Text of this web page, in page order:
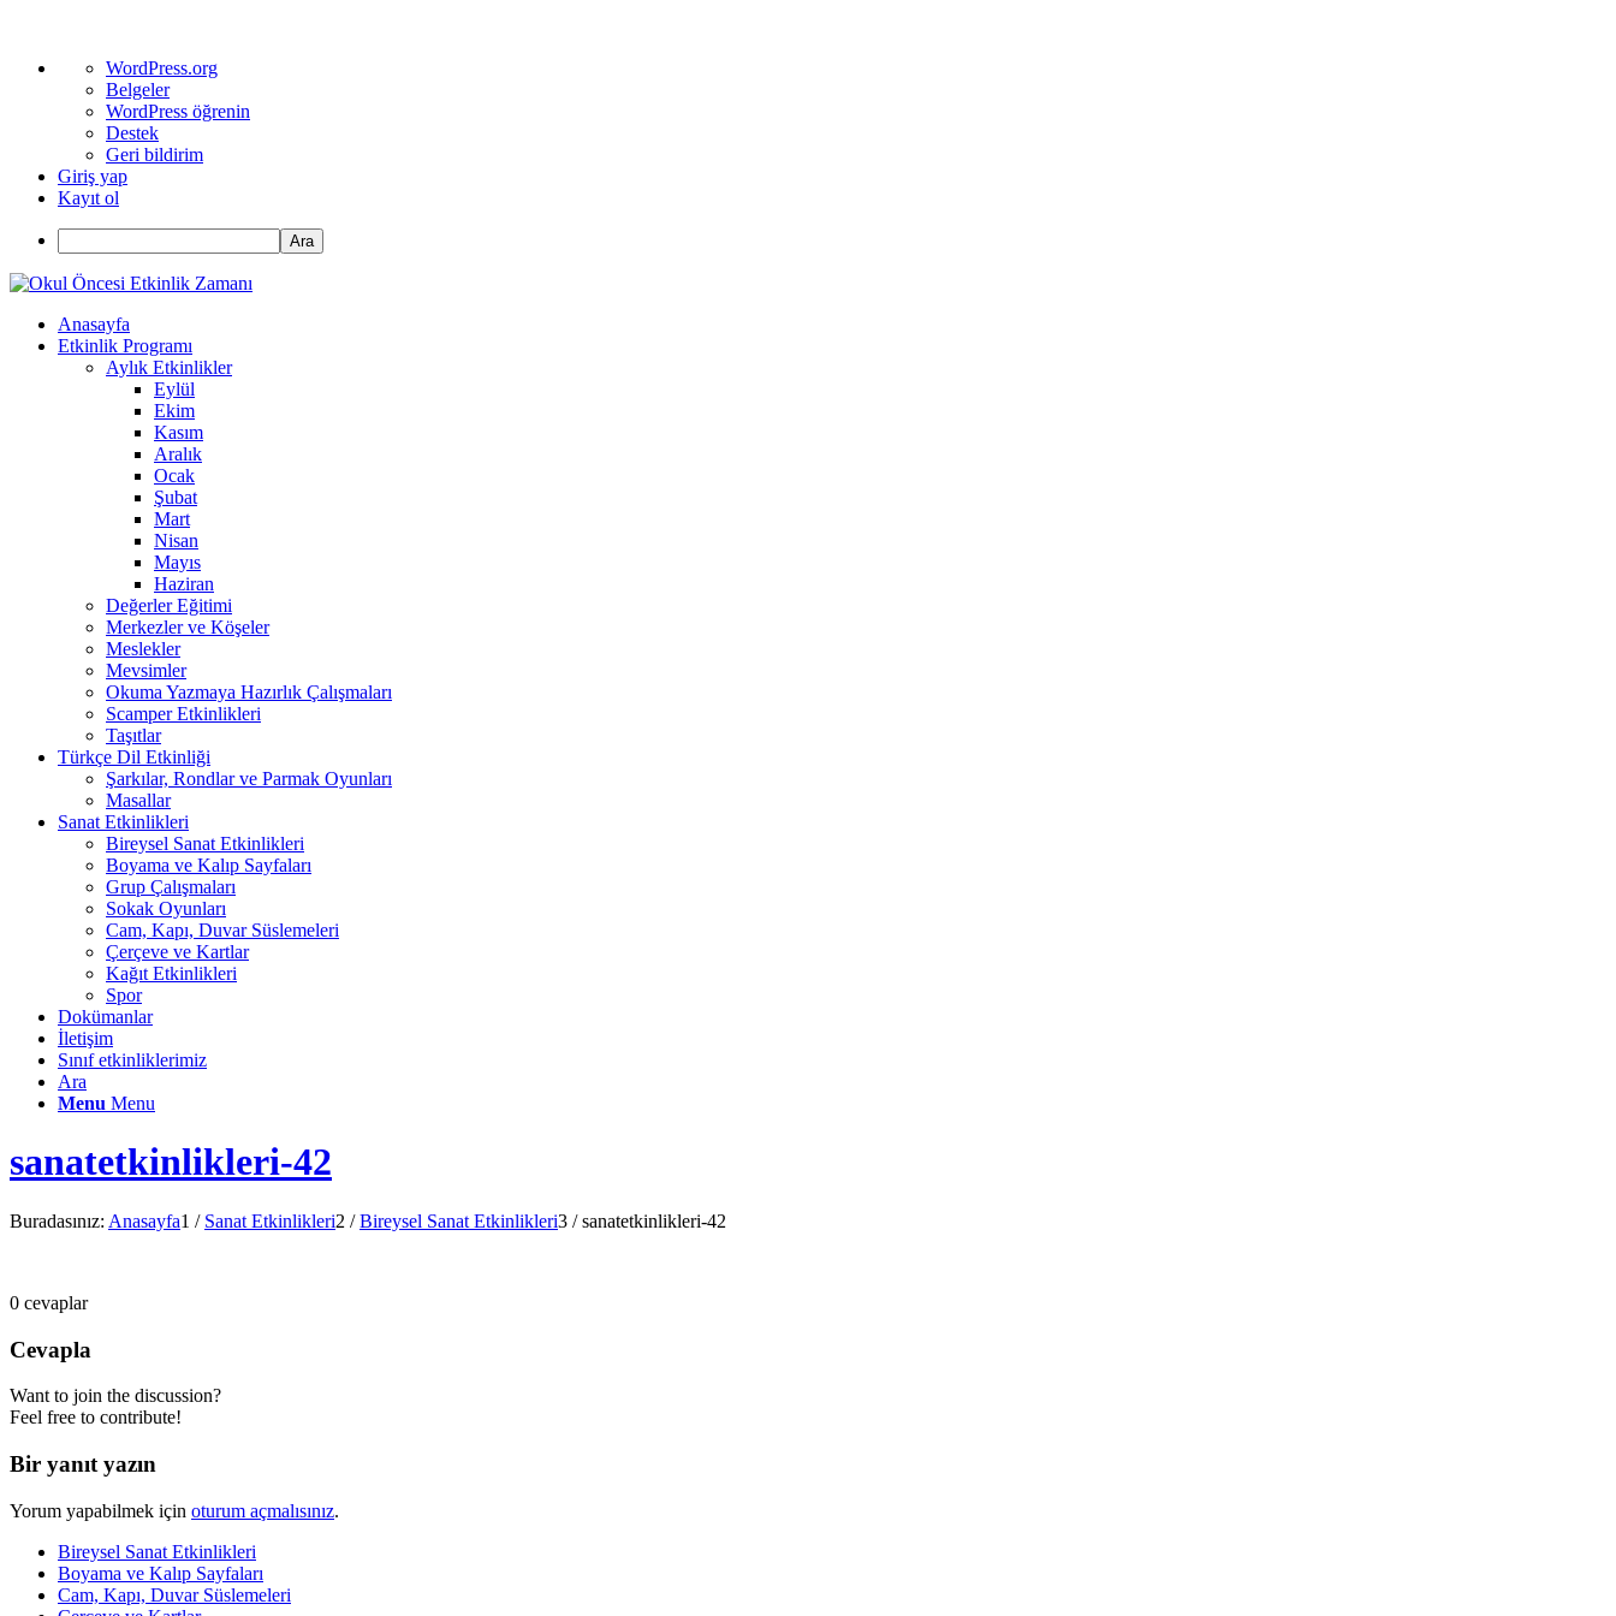
WordPress
hakkında
WordPress.org
Belgeler
WordPress öğrenin
Destek
Geri bildirim
Giriş yap
Kayıt ol
Ara
Anasayfa
Etkinlik Programı
Aylık Etkinlikler
Eylül
Ekim
Kasım
Aralık
Ocak
Şubat
Mart
Nisan
Mayıs
Haziran
Değerler Eğitimi
Merkezler ve Köşeler
Meslekler
Mevsimler
Okuma Yazmaya Hazırlık Çalışmaları
Scamper Etkinlikleri
Taşıtlar
Türkçe Dil Etkinliği
Şarkılar, Rondlar ve Parmak Oyunları
Masallar
Sanat Etkinlikleri
Bireysel Sanat Etkinlikleri
Boyama ve Kalıp Sayfaları
Grup Çalışmaları
Sokak Oyunları
Cam, Kapı, Duvar Süslemeleri
Çerçeve ve Kartlar
Kağıt Etkinlikleri
Spor
Dokümanlar
İletişim
Sınıf etkinliklerimiz
Ara
Menu Menu
sanatetkinlikleri-42
Buradasınız: Anasayfa1 / Sanat Etkinlikleri2 / Bireysel Sanat Etkinlikleri3 / sanatetkinlikleri-42
0 cevaplar
Cevapla
Want to join the discussion?
Feel free to contribute!
Bir yanıt yazın
Yorum yapabilmek için oturum açmalısınız.
Bireysel Sanat Etkinlikleri
Boyama ve Kalıp Sayfaları
Cam, Kapı, Duvar Süslemeleri